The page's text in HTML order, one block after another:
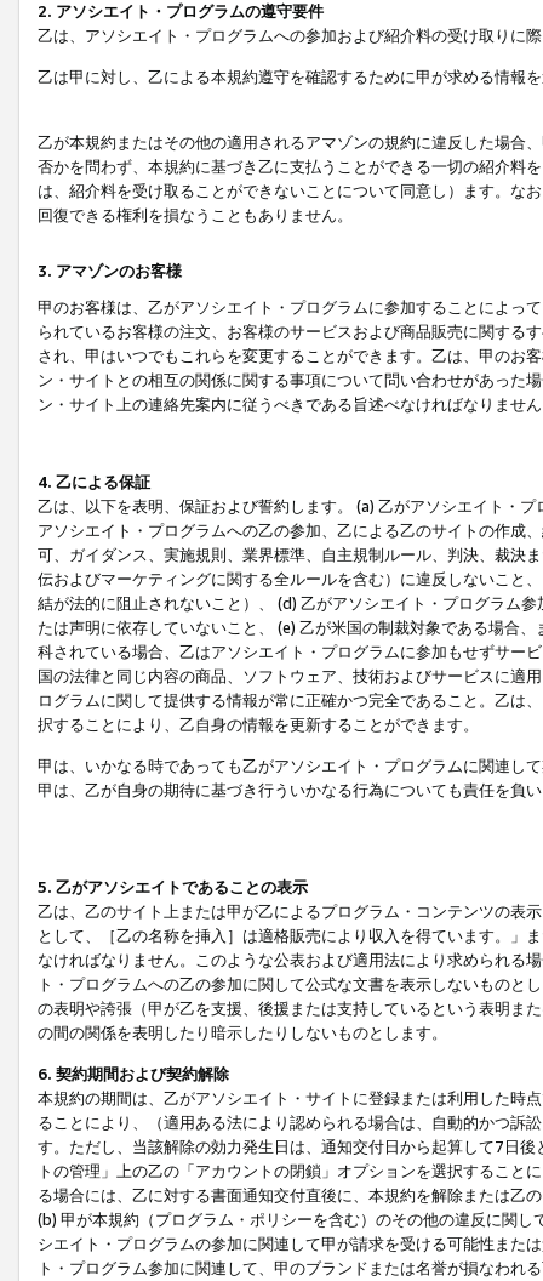
2. アソシエイト・プログラムの遵守要件
乙は、アソシエイト・プログラムへの参加および紹介料の受け取りに
乙は甲に対し、乙による本規約遵守を確認するために甲が求める情報
乙が本規約またはその他の適用されるアマゾンの規約に違反した場合
否かを問わず、本規約に基づき乙に支払うことができる一切の紹介料
は、紹介料を受け取ることができないことについて同意し）ます。な
回復できる権利を損なうこともありません。
3. アマゾンのお客様
甲のお客様は、乙がアソシエイト・プログラムに参加することによっ
られているお客様の注文、お客様のサービスおよび商品販売に関する
され、甲はいつでもこれらを変更することができます。乙は、甲のお
ン・サイトとの相互の関係に関する事項について問い合わせがあった
ン・サイト上の連絡先案内に従うべきである旨述べなければなりませ
4. 乙による保証
乙は、以下を表明、保証および誓約します。 (a) 乙がアソシエイト・
アソシエイト・プログラムへの乙の参加、乙による乙のサイトの作成
可、ガイダンス、実施規則、業界標準、自主規制ルール、判決、裁決
伝およびマーケティングに関する全ルールを含む）に違反しないこと
結が法的に阻止されないこと）、 (d) 乙がアソシエイト・プログラム
たは声明に依存していないこと、 (e) 乙が米国の制裁対象である場合
科されている場合、乙はアソシエイト・プログラムに参加もせずサー
国の法律と同じ内容の商品、ソフトウェア、技術およびサービスに適
ログラムに関して提供する情報が常に正確かつ完全であること。乙は
択することにより、乙自身の情報を更新することができます。
甲は、いかなる時であっても乙がアソシエイト・プログラムに関連し
甲は、乙が自身の期待に基づき行ういかなる行為についても責任を負
5. 乙がアソシエイトであることの表示
乙は、乙のサイト上または甲が乙によるプログラム・コンテンツの表
として、［乙の名称を挿入］は適格販売により収入を得ています。」
なければなりません。このような公表および適用法により求められる
ト・プログラムへの乙の参加に関して公式な文書を表示しないもの
の表明や誇張（甲が乙を支援、後援または支持しているという表明ま
の間の関係を表明したり暗示したりしないものとします。
6. 契約期間および契約解除
本規約の期間は、乙がアソシエイト・サイトに登録または利用した時
ることにより、（適用ある法により認められる場合は、自動的かつ訴
す。ただし、当該解除の効力発生日は、通知交付日から起算して7日
トの管理」上の乙の「アカウントの閉鎖」オプションを選択するこ
る場合には、乙に対する書面通知交付直後に、本規約を解除または乙
(b) 甲が本規約（プログラム・ポリシーを含む）のその他の違反に関
シエイト・プログラムの参加に関連して甲が請求を受ける可能性また
ト・プログラム参加に関連して、甲のブランドまたは名誉が損なわれ